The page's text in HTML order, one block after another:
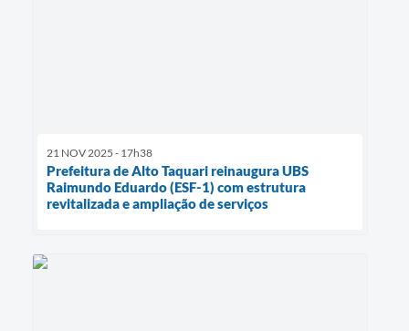
21 NOV 2025 - 17h38
Prefeitura de Alto Taquari reinaugura UBS
Raimundo Eduardo (ESF-1) com estrutura
revitalizada e ampliação de serviços